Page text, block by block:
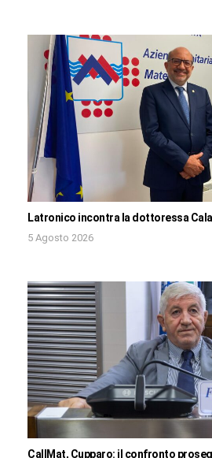
Latronico incontra la dottoressa
5 Agosto 2026
CallMat, Cupparo: il confronto